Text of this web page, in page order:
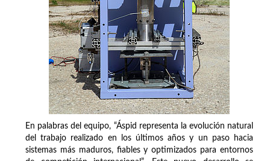
En palabras del equipo, “Áspid representa la evolución natural
del trabajo realizado en los últimos años y un paso hacia
sistemas más maduros, fiables y optimizados para entornos